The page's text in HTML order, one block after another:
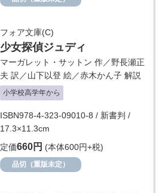
フォア文庫(C)
少女探偵ジュディ
マーガレット・サットン 作／野長瀬正
夫 訳／山下以登 絵／赤木かん子 解説
小学校高学年から
ISBN978-4-323-09010-8 / 新書判 /
17.3×11.3cm
定価660円 (本体600円+税)
品切（重版未定）